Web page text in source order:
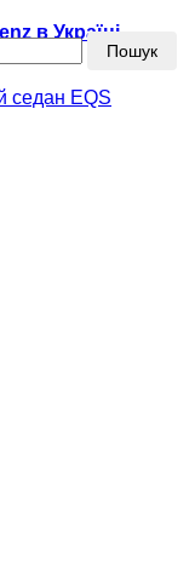
в Україні
Пошук
седан EQS